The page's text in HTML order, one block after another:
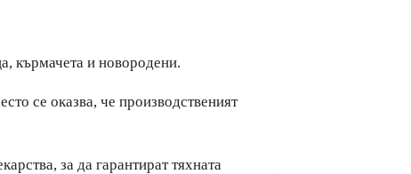
кърмачета и новородени.
се оказва, че производственият
за да гарантират тяхната